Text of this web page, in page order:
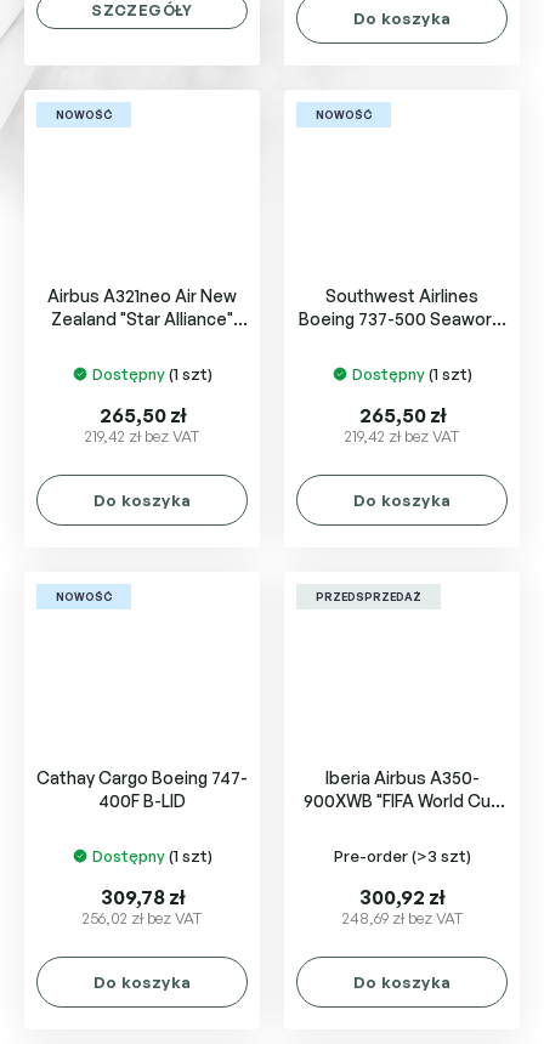
SZCZEGÓŁY Do koszyka
NOWOŚĆ
Airbus A321neo Air New
Zealand "Star Alliance"
Dostępny(1 szt)
219,42 zł bez VAT
265,50 zł
Do koszyka
NOWOŚĆ
Southwest Airlines
Boeing 737-500 Seaworld
Dostępny(1 szt)
219,42 zł bez VAT
265,50 zł
Do koszyka
NOWOŚĆ
Cathay Cargo Boeing 747-
400F B-LID
Dostępny(1 szt)
256,02 zł bez VAT
309,78 zł
Do koszyka
PRZEDSPRZEDAŻ
Iberia Airbus A350-
900XWB "FIFA World Cup
Pre-order(>3 szt)
248,69 zł bez VAT
300,92 zł
Do koszyka